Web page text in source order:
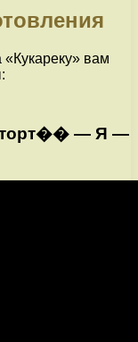
«Кукареку» вам
— Я —